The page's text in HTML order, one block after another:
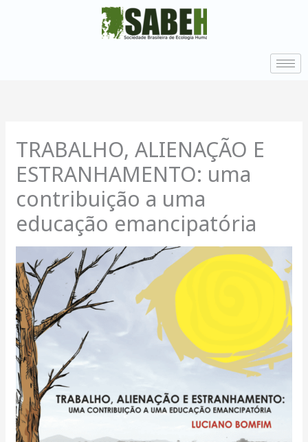
TRABALHO, ALIENAÇÃO E
ESTRANHAMENTO: uma
contribuição a uma
educação emancipatória